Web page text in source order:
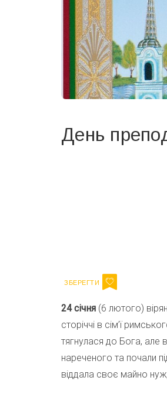
День
24 січня (6 лютого)
сторіччі в сім’ї
тягнулася до Бога, але
нареченого та почали
віддала своє майно